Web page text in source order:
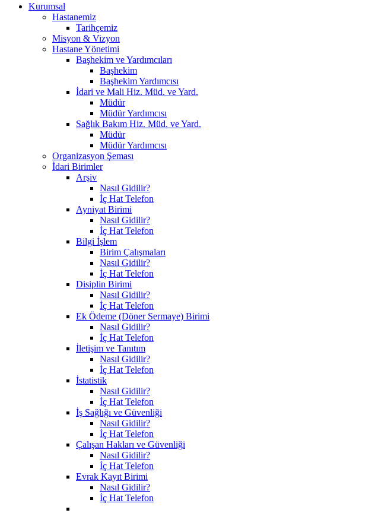
Kurumsal
Hastanemiz
Tarihçemiz
Misyon & Vizyon
Hastane Yönetimi
Başhekim ve Yardımcıları
Başhekim
Başhekim Yardımcısı
İdari ve Mali Hiz. Müd. ve Yard.
Müdür
Müdür Yardımcısı
Sağlık Bakım Hiz. Müd. ve Yard.
Müdür
Müdür Yardımcısı
Organizasyon Şeması
İdari Birimler
Arşiv
Nasıl Gidilir?
İç Hat Telefon
Ayniyat Birimi
Nasıl Gidilir?
İç Hat Telefon
Bilgi İşlem
Birim Çalışmaları
Nasıl Gidilir?
İç Hat Telefon
Disiplin Birimi
Nasıl Gidilir?
İç Hat Telefon
Ek Ödeme (Döner Sermaye) Birimi
Nasıl Gidilir?
İç Hat Telefon
İletişim ve Tanıtım
Nasıl Gidilir?
İç Hat Telefon
İstatistik
Nasıl Gidilir?
İç Hat Telefon
İş Sağlığı ve Güvenliği
Nasıl Gidilir?
İç Hat Telefon
Çalışan Hakları ve Güvenliği
Nasıl Gidilir?
İç Hat Telefon
Evrak Kayıt Birimi
Nasıl Gidilir?
İç Hat Telefon